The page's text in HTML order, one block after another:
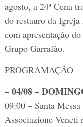
agosto, a 24ª Cena
do restauro da
com apresentação
Grupo Garrafão.
PROGRAMAÇÃO
– 04/08 –
09:00 – Santa
Associazione